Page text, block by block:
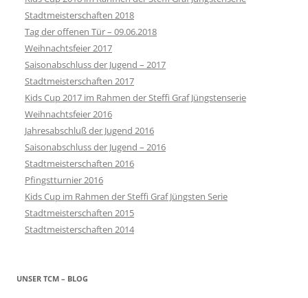
Stadtmeisterschaften 2018
Tag der offenen Tür – 09.06.2018
Weihnachtsfeier 2017
Saisonabschluss der Jugend – 2017
Stadtmeisterschaften 2017
Kids Cup 2017 im Rahmen der Steffi Graf Jüngstenserie
Weihnachtsfeier 2016
Jahresabschluß der Jugend 2016
Saisonabschluss der Jugend – 2016
Stadtmeisterschaften 2016
Pfingstturnier 2016
Kids Cup im Rahmen der Steffi Graf Jüngsten Serie
Stadtmeisterschaften 2015
Stadtmeisterschaften 2014
UNSER TCM – BLOG